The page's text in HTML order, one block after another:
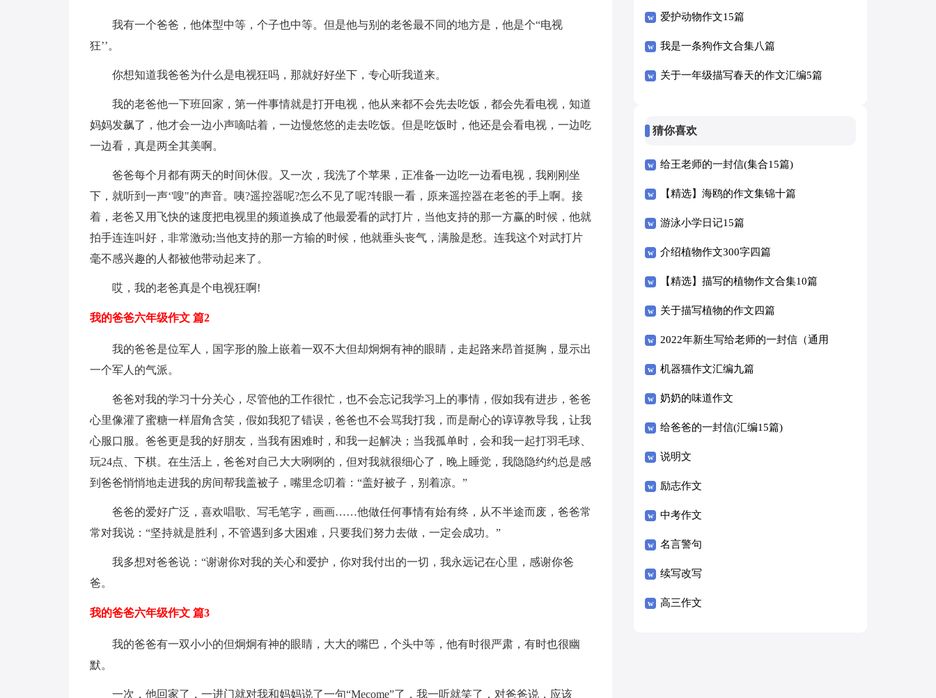
我有一个爸爸，他体型中等，个子也中等。但是他与别的老爸最不同的地方是，他是个“电视
狂’’。
你想知道我爸爸为什么是电视狂吗，那就好好坐下，专心听我道来。
我的老爸他一下班回家，第一件事情就是打开电视，他从来都不会先去吃饭，都会先看电视，知道
妈妈发飙了，他才会一边小声嘀咕着，一边慢悠悠的走去吃饭。但是吃饭时，他还是会看电视，一边吃
一边看，真是两全其美啊。
爸爸每个月都有两天的时间休假。又一次，我洗了个苹果，正准备一边吃一边看电视，我刚刚坐
下，就听到一声‘'嗖"的声音。咦?遥控器呢?怎么不见了呢?转眼一看，原来遥控器在老爸的手上啊。接
着，老爸又用飞快的速度把电视里的频道换成了他最爱看的武打片，当他支持的那一方赢的时候，他就
拍手连连叫好，非常激动;当他支持的那一方输的时候，他就垂头丧气，满脸是愁。连我这个对武打片
毫不感兴趣的人都被他带动起来了。
哎，我的老爸真是个电视狂啊!
我的爸爸六年级作文 篇2
我的爸爸是位军人，国字形的脸上嵌着一双不大但却炯炯有神的眼睛，走起路来昂首挺胸，显示出
一个军人的气派。
爸爸对我的学习十分关心，尽管他的工作很忙，也不会忘记我学习上的事情，假如我有进步，爸爸
心里像灌了蜜糖一样眉角含笑，假如我犯了错误，爸爸也不会骂我打我，而是耐心的谆谆教导我，让我
心服口服。爸爸更是我的好朋友，当我有困难时，和我一起解决；当我孤单时，会和我一起打羽毛球、
玩24点、下棋。在生活上，爸爸对自己大大咧咧的，但对我就很细心了，晚上睡觉，我隐隐约约总是感
到爸爸悄悄地走进我的房间帮我盖被子，嘴里念叨着：“盖好被子，别着凉。”
爸爸的爱好广泛，喜欢唱歌、写毛笔字，画画……他做任何事情有始有终，从不半途而废，爸爸常
常对我说：“坚持就是胜利，不管遇到多大困难，只要我们努力去做，一定会成功。”
我多想对爸爸说：“谢谢你对我的关心和爱护，你对我付出的一切，我永远记在心里，感谢你爸
爸。
我的爸爸六年级作文 篇3
我的爸爸有一双小小的但炯炯有神的眼睛，大大的嘴巴，个头中等，他有时很严肃，有时也很幽
默。
一次，他回家了，一进门就对我和妈妈说了一句“Mecome”了，我一听就笑了，对爸爸说，应该
爱护动物作文15篇
我是一条狗作文合集八篇
关于一年级描写春天的作文汇编5篇
猜你喜欢
给王老师的一封信(集合15篇)
【精选】海鸥的作文集锦十篇
游泳小学日记15篇
介绍植物作文300字四篇
【精选】描写的植物作文合集10篇
关于描写植物的作文四篇
2022年新生写给老师的一封信（通用
8篇）
机器猫作文汇编九篇
奶奶的味道作文
给爸爸的一封信(汇编15篇)
说明文
励志作文
中考作文
名言警句
续写改写
高三作文